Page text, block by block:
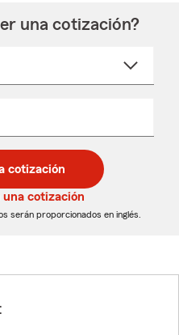
una cotización?
cotización
cotización
serán proporcionados en inglés.